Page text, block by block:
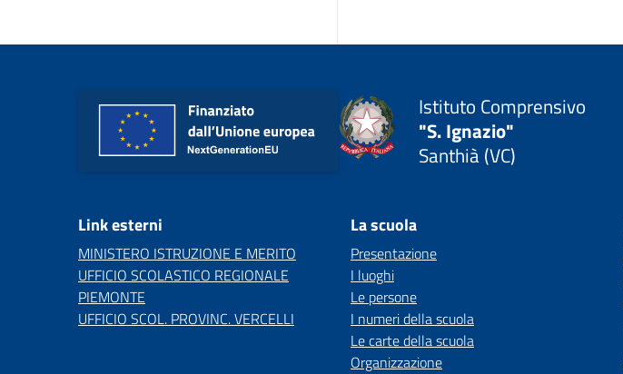
Istituto Comprensivo
"S. Ignazio"
Santhià (VC)
Link esterni
MINISTERO ISTRUZIONE E MERITO
UFFICIO SCOLASTICO REGIONALE
PIEMONTE
UFFICIO SCOL. PROVINC. VERCELLI
La scuola
Presentazione
I luoghi
Le persone
I numeri della scuola
Le carte della scuola
Organizzazione